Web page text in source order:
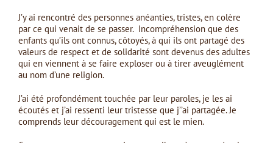
J’y ai rencontré des personnes anéanties, tristes, en colère
par ce qui venait de se passer. Incompréhension que des
enfants qu’ils ont connus, côtoyés, à qui ils ont partagé des
valeurs de respect et de solidarité sont devenus des adultes
qui en viennent à se faire exploser ou à tirer aveuglément
au nom d’une religion.
J’ai été profondément touchée par leur paroles, je les ai
écoutés et j’ai ressenti leur tristesse que j’’ai partagée. Je
comprends leur découragement qui est le mien.